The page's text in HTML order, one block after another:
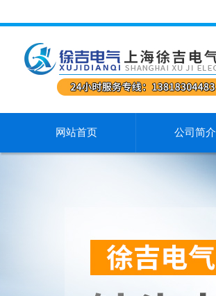
网站首页 公司简介